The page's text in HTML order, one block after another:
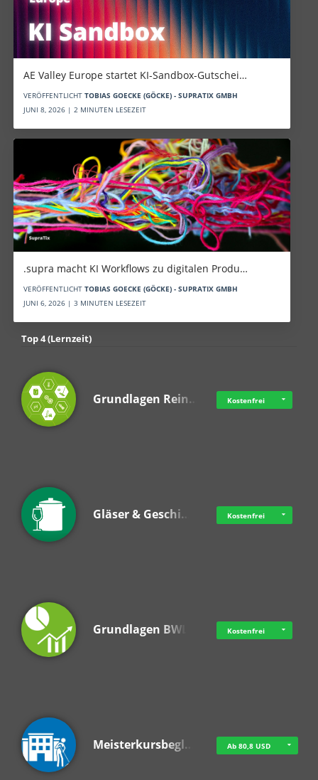
AE Valley Europe startet KI-Sandbox-Gutschei…
VERÖFFENTLICHT TOBIAS GOECKE (GÖCKE) - SUPRATIX GMBH
JUNI 8, 2026 | 2 MINUTEN LESEZEIT
.supra macht KI Workflows zu digitalen Produ…
VERÖFFENTLICHT TOBIAS GOECKE (GÖCKE) - SUPRATIX GMBH
JUNI 6, 2026 | 3 MINUTEN LESEZEIT
Top 4 (Lernzeit)
Grundlagen Rein… Kostenfrei
Gläser & Geschi… Kostenfrei
Grundlagen BWL Kostenfrei
Meisterkursbegl… Ab 80,8 USD